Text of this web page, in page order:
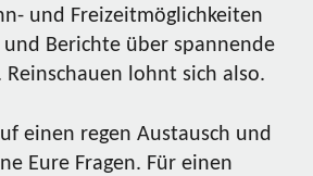
und Freizeitmöglichkeiten
Berichte über spannende
lohnt sich also.
einen regen Austausch und
Eure Fragen. Für einen